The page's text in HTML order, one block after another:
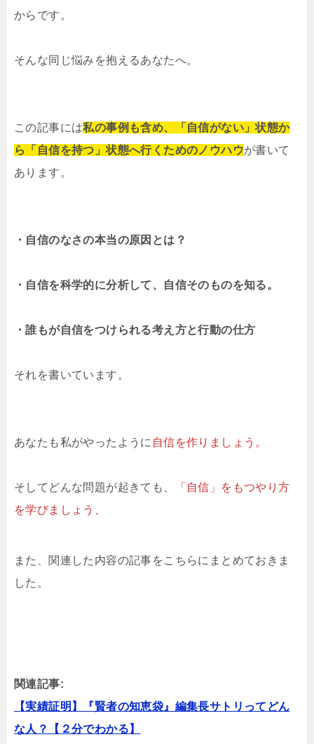
からです。
そんな同じ悩みを抱えるあなたへ。
この記事には私の事例も含め、「自信がない」状態か
ら「自信を持つ」状態へ行くためのノウハウが書いて
あります。
・自信のなさの本当の原因とは？
・自信を科学的に分析して、自信そのものを知る。
・誰もが自信をつけられる考え方と行動の仕方
それを書いています。
あなたも私がやったように 自信を作りましょう。
そしてどんな問題が起きても、
「自信」をもつやり方
を学びましょう、
また、関連した内容の記事をこちらにまとめておきま
した。
関連記事:
【実績証明】『賢者の知恵袋』編集長サトリってどん
な人？【２分でわかる】